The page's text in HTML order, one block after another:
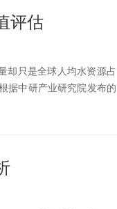
评估
却只是全球人均水资源占
据中研产业研究院发布的